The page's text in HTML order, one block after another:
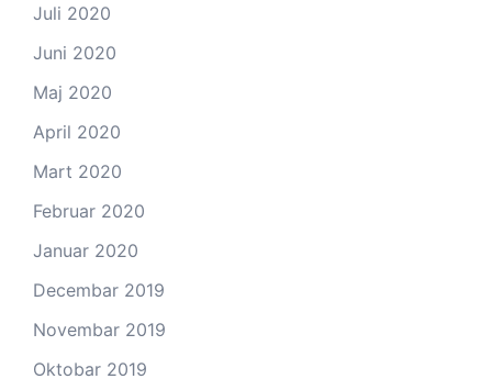
Juli 2020
Juni 2020
Maj 2020
April 2020
Mart 2020
Februar 2020
Januar 2020
Decembar 2019
Novembar 2019
Oktobar 2019